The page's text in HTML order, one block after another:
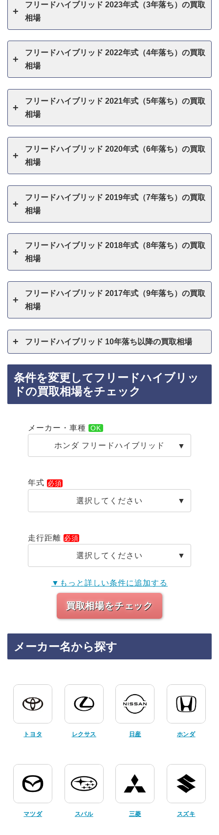
フリードハイブリッド 2023年式（3年落ち）の買取
相場
フリードハイブリッド 2022年式（4年落ち）の買取
相場
フリードハイブリッド 2021年式（5年落ち）の買取
相場
フリードハイブリッド 2020年式（6年落ち）の買取
相場
フリードハイブリッド 2019年式（7年落ち）の買取
相場
フリードハイブリッド 2018年式（8年落ち）の買取
相場
フリードハイブリッド 2017年式（9年落ち）の買取
相場
フリードハイブリッド 10年落ち以降の買取相場
条件を変更してフリードハイブリッ
ドの買取相場をチェック
メーカー・車種
ホンダ フリードハイブリッド
年式
選択してください
走行距離
選択してください
▼もっと詳しい条件に追加する
買取相場をチェック
メーカー名から探す
トヨタ レクサス 日産 ホンダ
マツダ スバル 三菱 スズキ